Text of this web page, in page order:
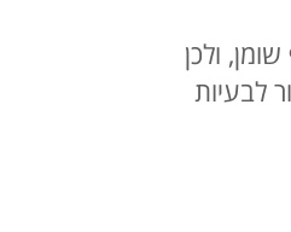
ולכן
לבעיות